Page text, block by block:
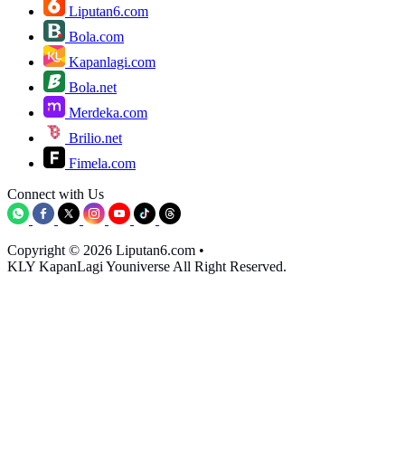
Liputan6.com
Bola.com
Kapanlagi.com
Bola.net
Merdeka.com
Brilio.net
Fimela.com
Connect with Us
Copyright © 2026 Liputan6.com •
KLY KapanLagi Youniverse All Right Reserved.